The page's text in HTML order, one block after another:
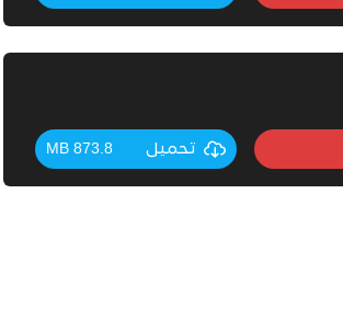
تحميل 873.8 MB